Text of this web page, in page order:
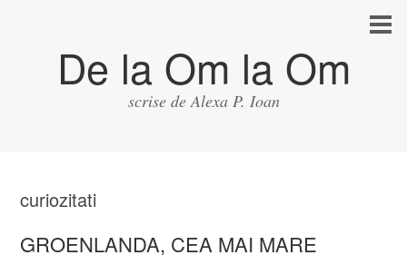
De la Om la Om
scrise de Alexa P. Ioan
curiozitati
GROENLANDA, CEA MAI MARE